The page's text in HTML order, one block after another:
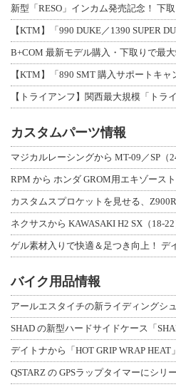
【KTM】「990 DUKE／1390 SUPER
【KTM】「890 SMT 購入サポートキ
カスタムパーツ情報
ネクサスから KAWASAKI H2 SX（18-
バイク用品情報
SHAD の新型ハードサイドケース「
デイトナから「HOT GRIP WRAP
QSTARZ の GPSラップタイマーにシリ